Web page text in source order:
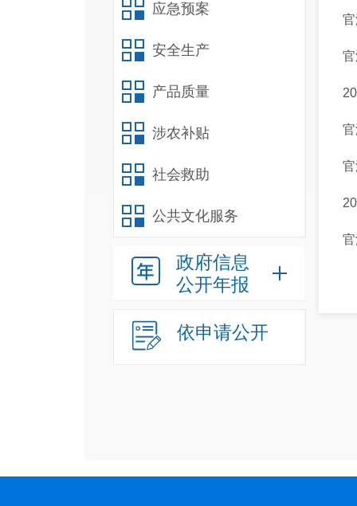
应急预案
安全生产
产品质量
涉农补贴
社会救助
公共文化服务
政府信息
公开年报
依申请公开